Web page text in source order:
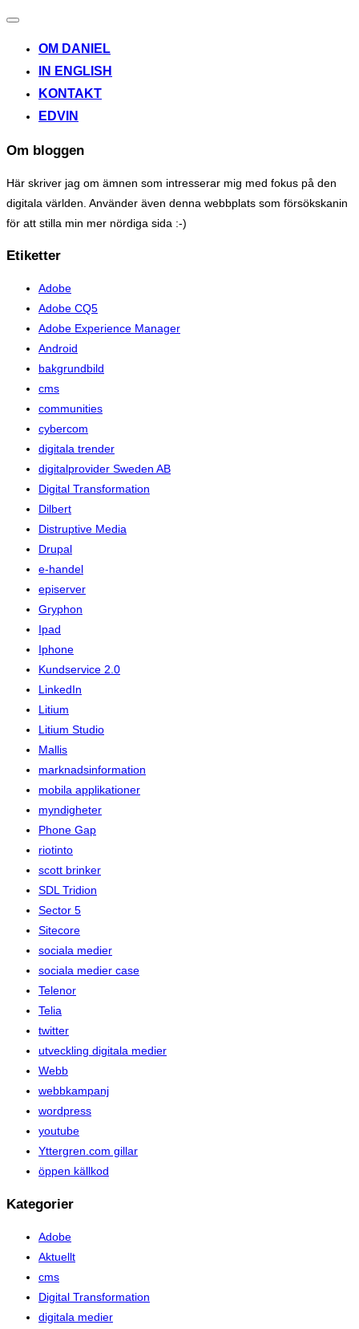
Toggle
OM DANIEL
IN ENGLISH
KONTAKT
EDVIN
Om bloggen
Här skriver jag om ämnen som intresserar mig med fokus på den
digitala världen. Använder även denna webbplats som försökskanin
för att stilla min mer nördiga sida :-)
Etiketter
Adobe
Adobe CQ5
Adobe Experience Manager
Android
bakgrundbild
cms
communities
cybercom
digitala trender
digitalprovider Sweden AB
Digital Transformation
Dilbert
Distruptive Media
Drupal
e-handel
episerver
Gryphon
Ipad
Iphone
Kundservice 2.0
LinkedIn
Litium
Litium Studio
Mallis
marknadsinformation
mobila applikationer
myndigheter
Phone Gap
riotinto
scott brinker
SDL Tridion
Sector 5
Sitecore
sociala medier
sociala medier case
Telenor
Telia
twitter
utveckling digitala medier
Webb
webbkampanj
wordpress
youtube
Yttergren.com gillar
öppen källkod
Kategorier
Adobe
Aktuellt
cms
Digital Transformation
digitala medier